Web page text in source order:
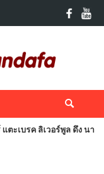
แตะเบรค ลิเวอร์พูล ดึง นา